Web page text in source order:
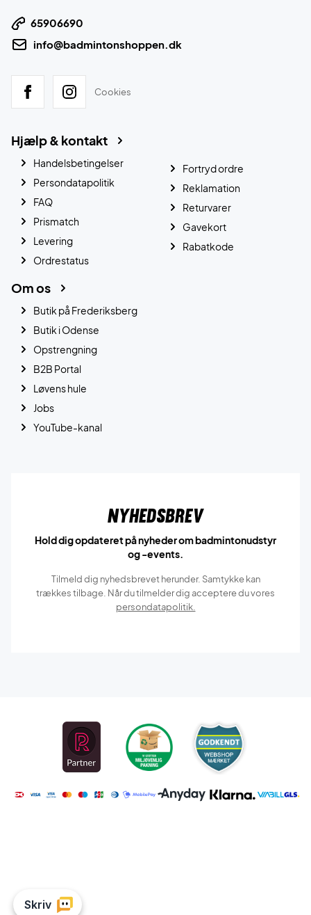
65906690
info@badmintonshoppen.dk
Cookies
Hjælp & kontakt
Handelsbetingelser
Persondatapolitik
FAQ
Prismatch
Levering
Ordrestatus
Fortryd ordre
Reklamation
Returvarer
Gavekort
Rabatkode
Om os
Butik på Frederiksberg
Butik i Odense
Opstrengning
B2B Portal
Løvens hule
Jobs
YouTube-kanal
Nyhedsbrev
Hold dig opdateret på nyheder om badmintonudstyr
og -events.
Tilmeld dig nyhedsbrevet herunder. Samtykke kan
trækkes tilbage. Når du tilmelder dig acceptere du vores
persondatapolitik.